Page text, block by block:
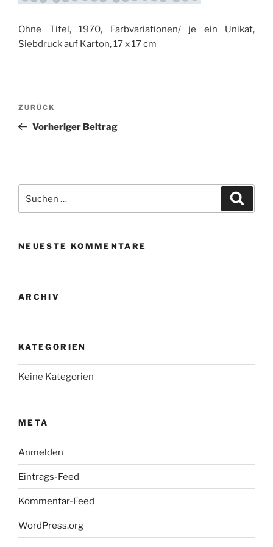
Ohne Titel, 1970, Farbvariationen/ je ein Unikat,
Siebdruck auf Karton, 17 x 17 cm
Beitragsnavigation
Vorheriger
Beitrag
ZURÜCK
Vorheriger Beitrag
nach:
NEUESTE KOMMENTARE
ARCHIV
KATEGORIEN
Keine Kategorien
META
Anmelden
Eintrags-Feed
Kommentar-Feed
WordPress.org